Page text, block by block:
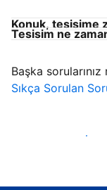
Konuk, tesisime
Tesisim ne
Başka sorularınız
Sıkça Sorulan
Konuk